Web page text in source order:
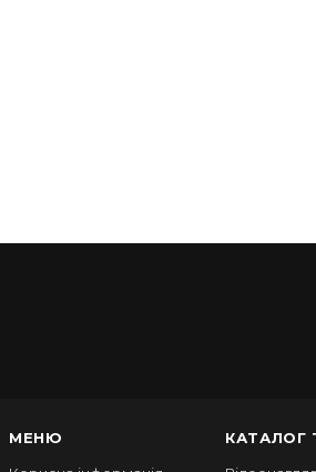
МЕНЮ
КАТАЛОГ